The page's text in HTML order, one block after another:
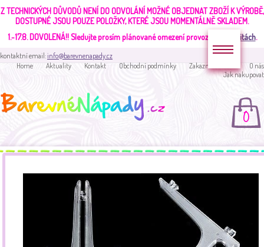
Z TECHNICKÝCH DŮVODŮ NENÍ DO ODVOLÁNÍ MOŽNÉ OBJEDNAT ZBOŽÍ K VÝROBĚ,
DOSTUPNÉ JSOU POUZE POLOŽKY, KTERÉ JSOU MOMENTÁLNĚ SKLADEM.
1.-17.8. DOVOLENÁ!!Sledujte prosím plánované omezení provozu v aktualitách.
kontaktní email:info@barevnenapady.cz
Home
Aktuality Kontakt Obchodní podmínky Zakaznická sekce
O nás
Jak nakupovat
0